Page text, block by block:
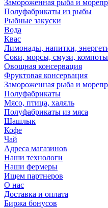
Замороженная рыба и
Полуфабрикаты из рыбы
Рыбные закуски
Вода
Квас
Лимонады, напитки,
Соки, морсы, смузи, компоты
Овощная консервация
Фруктовая консервация
Замороженная рыба и
Полуфабрикаты
Мясо, птица, халяль
Полуфабрикаты из мяса
Шашлык
Кофе
Чай
Адреса магазинов
Наши технологи
Наши фермеры
Ищем партнеров
О нас
Доставка и оплата
Биржа бонусов